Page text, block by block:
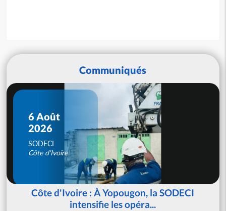
Communiqués
6 Août
2026
SODECI
Côte d'Ivoire
Côte d'Ivoire : À Yopougon, la SODECI
intensifie les opéra...